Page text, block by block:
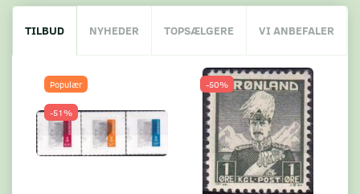
TILBUD NYHEDER TOPSÆLGERE VI ANBEFALER
Populær
-51%
-50%